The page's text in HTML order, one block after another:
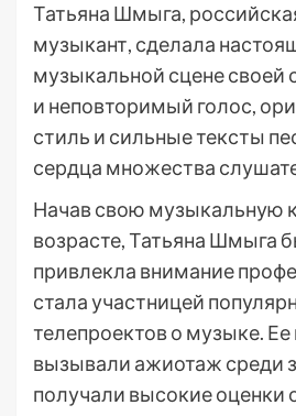
Татьяна Шмыга,
музыкант, сделала
музыкальной сцене своей
и неповторимый голос,
стиль и сильные тексты
сердца множества
Начав свою музыкальную
возрасте, Татьяна Шмыга
привлекла внимание
стала участницей
телепроектов о музыке.
вызывали ажиотаж среди
получали высокие оценки